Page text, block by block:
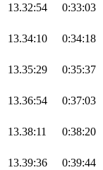
13.32:54 0:33:03
13.34:10 0:34:18
13.35:29 0:35:37
13.36:54 0:37:03
13.38:11 0:38:20
13.39:36 0:39:44